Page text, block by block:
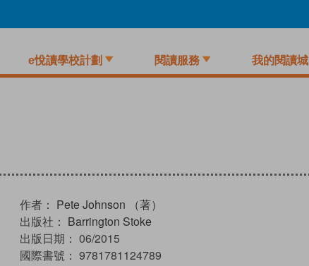
e悅讀學校計劃 閱讀服務 我的閱讀城
作者： Pete Johnson （著）
出版社： Barrington Stoke
出版日期： 06/2015
國際書號： 9781781124789